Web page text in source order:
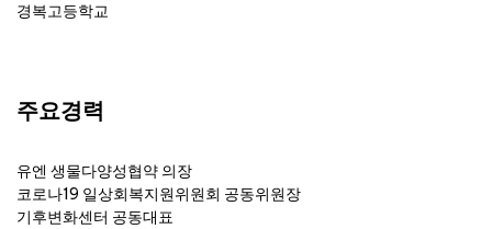
경복고등학교
주요경력
유엔 생물다양성협약 의장
코로나19 일상회복지원위원회 공동위원장
기후변화센터 공동대표